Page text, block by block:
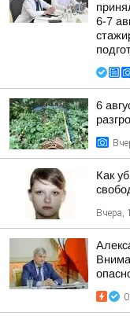
6-7
6
Как
Вчера,